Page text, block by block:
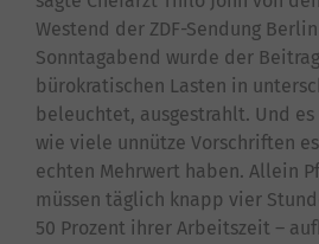
Westend der ZDF-Sendung
Sonntagabend wurde der
bürokratischen Lasten in
beleuchtet, ausgestrahlt. Und
wie viele unnütze Vorschriften
echten Mehrwert haben. Allein
müssen täglich knapp vier
50 Prozent ihrer Arbeitszeit –